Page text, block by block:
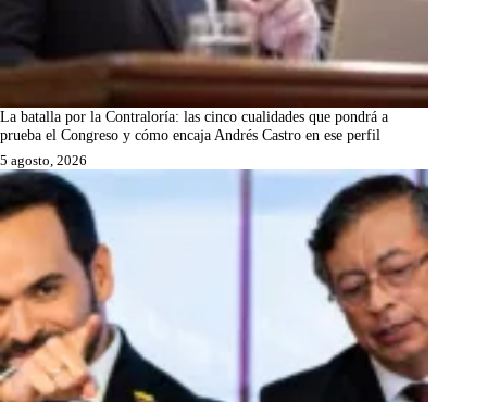
La batalla por la Contraloría: las cinco cualidades que pondrá a
prueba el Congreso y cómo encaja Andrés Castro en ese perfil
5 agosto, 2026